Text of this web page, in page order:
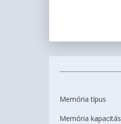
Memória típus
Memória kapacitás